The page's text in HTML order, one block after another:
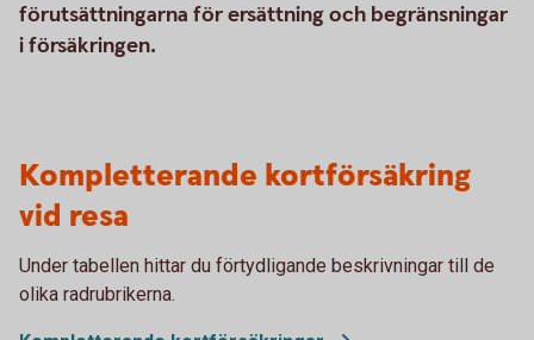
förutsättningarna för ersättning och begränsningar
i försäkringen.
Kompletterande kortförsäkring
vid resa
Under tabellen hittar du förtydligande beskrivningar till de
olika radrubrikerna.